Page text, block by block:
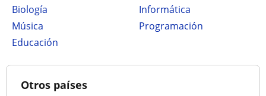
Biología
Informática
Música
Programación
Educación
Otros países